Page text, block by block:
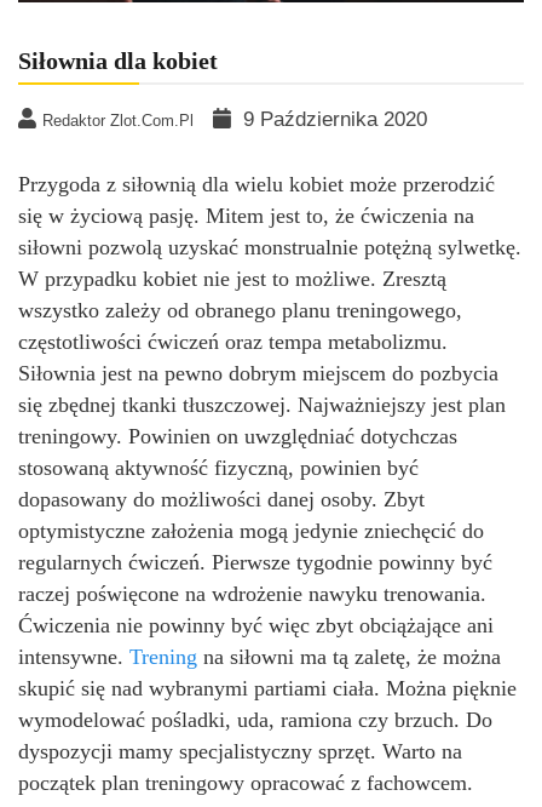
Siłownia dla kobiet
Redaktor Zlot.com.pl 9 Października 2020
Przygoda z siłownią dla wielu kobiet może przerodzić
się w życiową pasję. Mitem jest to, że ćwiczenia na
siłowni pozwolą uzyskać monstrualnie potężną sylwetkę.
W przypadku kobiet nie jest to możliwe. Zresztą
wszystko zależy od obranego planu treningowego,
częstotliwości ćwiczeń oraz tempa metabolizmu.
Siłownia jest na pewno dobrym miejscem do pozbycia
się zbędnej tkanki tłuszczowej. Najważniejszy jest plan
treningowy. Powinien on uwzględniać dotychczas
stosowaną aktywność fizyczną, powinien być
dopasowany do możliwości danej osoby. Zbyt
optymistyczne założenia mogą jedynie zniechęcić do
regularnych ćwiczeń. Pierwsze tygodnie powinny być
raczej poświęcone na wdrożenie nawyku trenowania.
Ćwiczenia nie powinny być więc zbyt obciążające ani
intensywne. Trening na siłowni ma tą zaletę, że można
skupić się nad wybranymi partiami ciała. Można pięknie
wymodelować pośladki, uda, ramiona czy brzuch. Do
dyspozycji mamy specjalistyczny sprzęt. Warto na
początek plan treningowy opracować z fachowcem.